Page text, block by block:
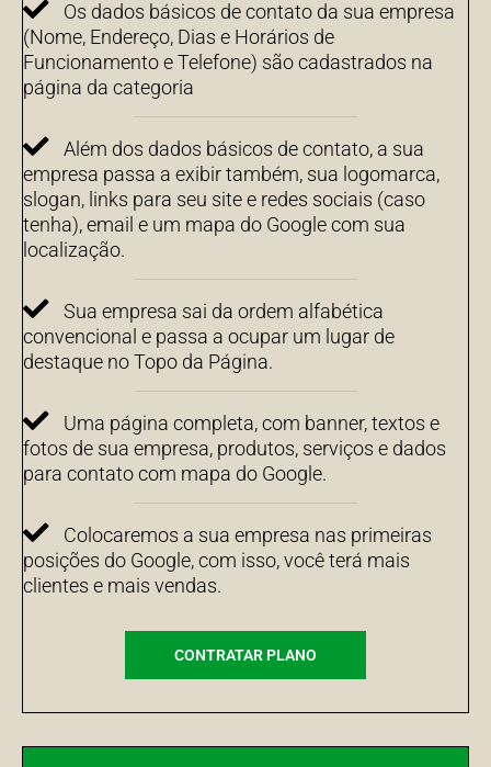
Os dados básicos de contato da sua empresa
(Nome, Endereço, Dias e Horários de
Funcionamento e Telefone) são cadastrados na
página da categoria
Além dos dados básicos de contato, a sua
empresa passa a exibir também, sua logomarca,
slogan, links para seu site e redes sociais (caso
tenha), email e um mapa do Google com sua
localização.
Sua empresa sai da ordem alfabética
convencional e passa a ocupar um lugar de
destaque no Topo da Página.
Uma página completa, com banner, textos e
fotos de sua empresa, produtos, serviços e dados
para contato com mapa do Google.
Colocaremos a sua empresa nas primeiras
posições do Google, com isso, você terá mais
clientes e mais vendas.
CONTRATAR PLANO